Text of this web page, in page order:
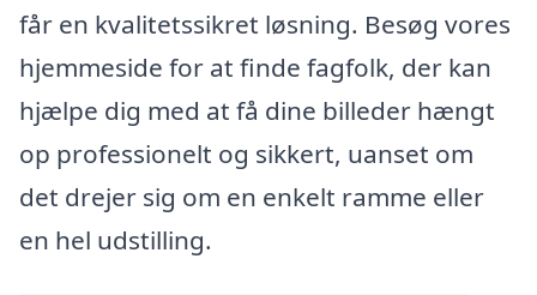
får en kvalitetssikret løsning. Besøg vores
hjemmeside for at finde fagfolk, der kan
hjælpe dig med at få dine billeder hængt
op professionelt og sikkert, uanset om
det drejer sig om en enkelt ramme eller
en hel udstilling.